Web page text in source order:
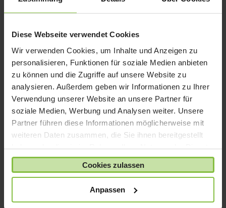
Diese Webseite verwendet Cookies
Wir verwenden Cookies, um Inhalte und Anzeigen zu
personalisieren, Funktionen für soziale Medien anbieten
zu können und die Zugriffe auf unsere Website zu
analysieren. Außerdem geben wir Informationen zu Ihrer
Verwendung unserer Website an unsere Partner für
soziale Medien, Werbung und Analysen weiter. Unsere
Partner führen diese Informationen möglicherweise mit
weiteren Daten zusammen, die Sie ihnen bereitgestellt
haben oder die sie im Rahmen Ihrer Nutzung der Dienste
gesammelt haben.
Cookies zulassen
Anpassen
iPhone 7
iPhone SE
iPhone X
iPod nano
iPod shuffle
iPod touch
Kabel & Adapter
Kopfhörer
LaCie Rugged